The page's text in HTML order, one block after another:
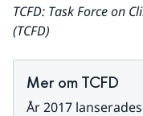
TCFD: Task Force on
(TCFD)
Mer om TCFD
År 2017